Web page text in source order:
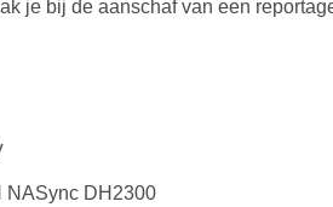
je bij de aanschafvan een
NASync DH2300